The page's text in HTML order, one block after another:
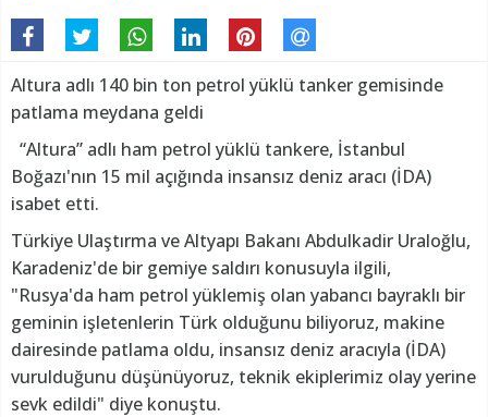
Altura adlı 140 bin ton petrol yüklü tanker gemisinde
patlama meydana geldi
“Altura” adlı ham petrol yüklü tankere, İstanbul
Boğazı'nın 15 mil açığında insansız deniz aracı (İDA)
isabet etti.
Türkiye Ulaştırma ve Altyapı Bakanı Abdulkadir Uraloğlu,
Karadeniz'de bir gemiye saldırı konusuyla ilgili,
"Rusya'da ham petrol yüklemiş olan yabancı bayraklı bir
geminin işletenlerin Türk olduğunu biliyoruz, makine
dairesinde patlama oldu, insansız deniz aracıyla (İDA)
vurulduğunu düşünüyoruz, teknik ekiplerimiz olay yerine
sevk edildi" diye konuştu.